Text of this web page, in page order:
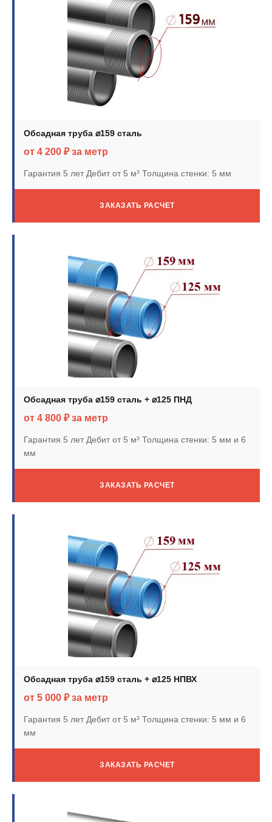
Обсадная труба ⌀159 сталь
от 4 200 ₽ за метр
Гарантия 5 летДебит от 5 м³ Толщина стенки: 5 мм
ЗАКАЗАТЬ РАСЧЕТ
Обсадная труба ⌀159 сталь + ⌀125 ПНД
от 4 800 ₽ за метр
Гарантия 5 летДебит от 5 м³ Толщина стенки: 5 мм и 6
мм
ЗАКАЗАТЬ РАСЧЕТ
Обсадная труба ⌀159 сталь + ⌀125 НПВХ
от 5 000 ₽ за метр
Гарантия 5 летДебит от 5 м³ Толщина стенки: 5 мм и 6
мм
ЗАКАЗАТЬ РАСЧЕТ